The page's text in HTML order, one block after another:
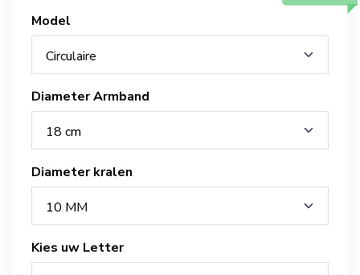
Model
Circulaire
Diameter Armband
18 cm
Diameter kralen
10 MM
Kies uw Letter